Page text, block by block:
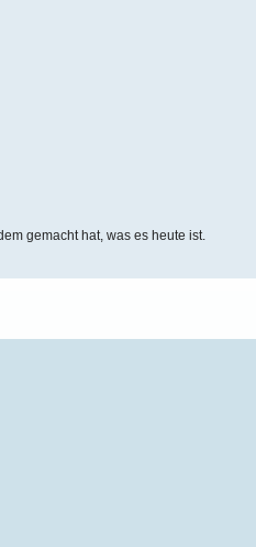
gemacht hat, was es heute ist.